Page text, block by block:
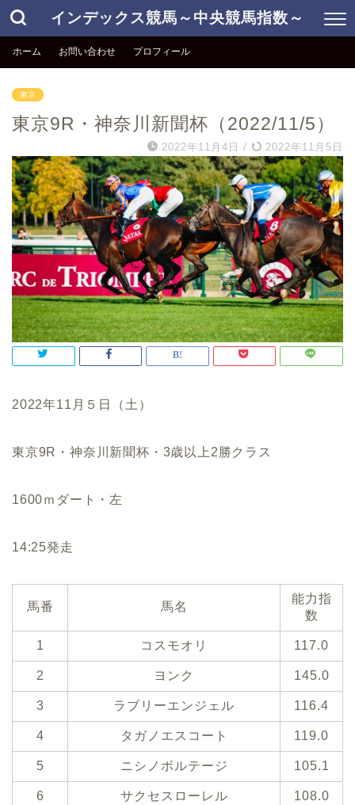
インデックス競馬～中央競馬指数～
ホーム お問い合わせ プロフィール
東京
東京9R・神奈川新聞杯（2022/11/5）
2022年11月4日 / 2022年11月5日
2022年11月５日（土）
東京9R・神奈川新聞杯・3歳以上2勝クラス
1600ｍダート・左
14:25発走
馬番 馬名
能力指
数
1 コスモオリ 117.0
2 ヨンク 145.0
3 ラブリーエンジェル 116.4
4 タガノエスコート 119.0
5 ニシノボルテージ 105.1
6 サクセスローレル 108.0